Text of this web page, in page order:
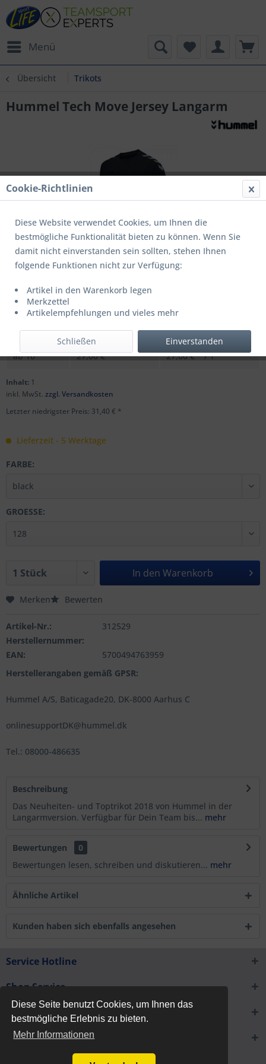
Diese Seite benutzt Cookies, um Ihnen das
bestmögliche Erlebnis zu bieten.
Mehr Informationen
Menü
Übersicht Trikots
Hummel Tech Move Jersey Langarm
UVP: 44,95 € *
Menge
Stückpreis
Grundpreis
bis9 31,40 € * 31,40 € * / 1
ab10 27,00 € * 27,00 € * / 1
Inhalt: 1
inkl. MwSt. zzgl. Versandkosten
Letzter niedrigster Preis: 31,40 € *
Lieferzeit - 5 Werktage
FARBE:
GROESSE:
In den Warenkorb
Merken Bewerten
Artikel-Nr.:
312529
Herstellernummer:
EAN:
5700494763959
Herstellerangaben gemäß GPSR:
Hummel A/S, Baticagade20, DK-8000 Aarhus C
onlinesupportDK@hummel.dk
Tel.: 08000-486635
Beschreibung
Das Neuheiten- und Toptrikot 2018 von Hummel in der
Langarmversion. Verfügbar für Dein Team bis... mehr
Bewertungen
0
Bewertungen lesen, schreiben und diskutieren... mehr
Ähnliche Artikel
Kunden haben sich ebenfalls angesehen
Service Hotline
Shop Service
Informationen
Newsletter
Cookie-Richtlinien
Diese Website verwendet Cookies, um Ihnen die
bestmögliche Funktionalität bieten zu können. Wenn Sie
damit nicht einverstanden sein sollten, stehen Ihnen
folgende Funktionen nicht zur Verfügung:
Artikel in den Warenkorb legen
Merkzettel
Artikelempfehlungen und vieles mehr
Einverstanden
Schließen